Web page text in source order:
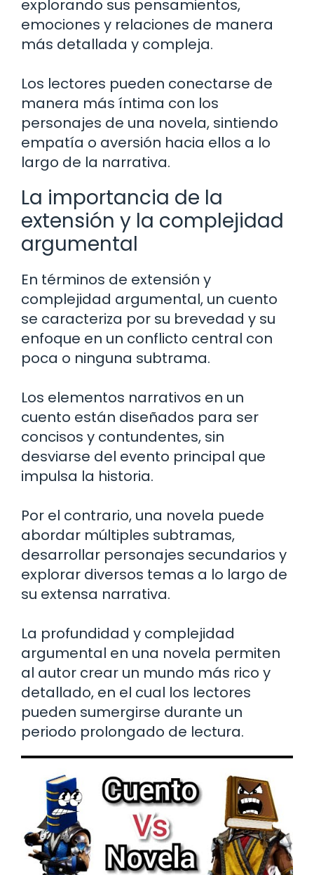
explorando sus pensamientos,
emociones y relaciones de manera
más detallada y compleja.
Los lectores pueden conectarse de
manera más íntima con los
personajes de una novela, sintiendo
empatía o aversión hacia ellos a lo
largo de la narrativa.
La importancia de la
extensión y la complejidad
argumental
En términos de extensión y
complejidad argumental, un cuento
se caracteriza por su brevedad y su
enfoque en un conflicto central con
poca o ninguna subtrama.
Los elementos narrativos en un
cuento están diseñados para ser
concisos y contundentes, sin
desviarse del evento principal que
impulsa la historia.
Por el contrario, una novela puede
abordar múltiples subtramas,
desarrollar personajes secundarios y
explorar diversos temas a lo largo de
su extensa narrativa.
La profundidad y complejidad
argumental en una novela permiten
al autor crear un mundo más rico y
detallado, en el cual los lectores
pueden sumergirse durante un
periodo prolongado de lectura.